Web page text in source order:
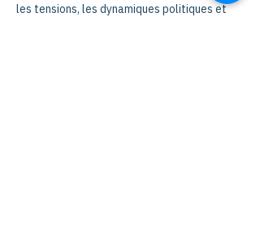
les tensions, les dynamiques politiques et